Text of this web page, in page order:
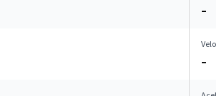
–
–